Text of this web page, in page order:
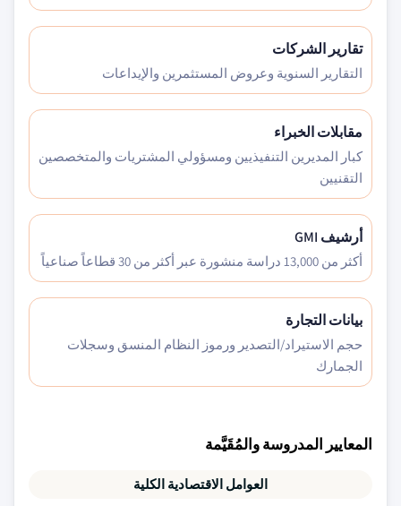
تقارير الشركات
التقارير السنوية وعروض المستثمرين والإيداعات
مقابلات الخبراء
كبار المديرين التنفيذيين ومسؤولي المشتريات والمتخصصين
التقنيين
أرشيف GMI
أكثر من 13,000 دراسة منشورة عبر أكثر من 30 قطاعاً صناعياً
بيانات التجارة
حجم الاستيراد/التصدير ورموز النظام المنسق وسجلات
الجمارك
المعايير المدروسة والمُقَيَّمة
العوامل الاقتصادية الكلية